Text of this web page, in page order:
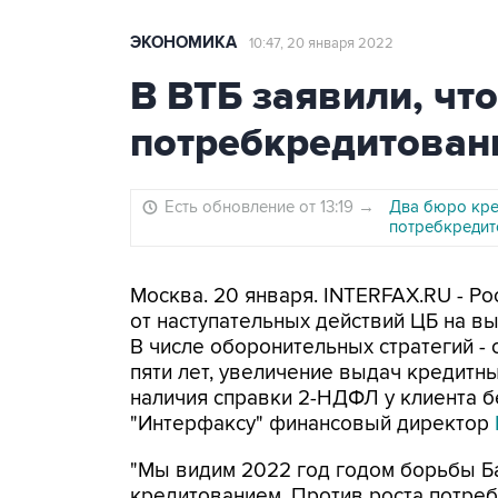
ЭКОНОМИКА 10:47, 20 января 2022
В ВТБ заявили,
Есть обновление от 13:19 →
Два бюро
Москва. 20 января. INTERFAX.RU -
от наступательных действий ЦБ на
В числе оборонительных стратегий
пяти лет, увеличение выдач
наличия справки 2-НДФЛ у клиента
"Интерфаксу" финансовый директор
"Мы видим 2022 год годом борьбы